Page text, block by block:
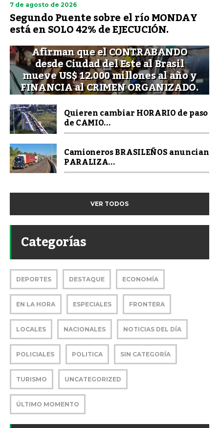
7 de agosto de 2026
Segundo Puente sobre el río MONDAY
está en SOLO 42% de EJECUCIÓN.
Afirman que el CONTRABANDO
desde Ciudad del Este al Brasil
mueve US$ 12.000 millones al año y
FINANCIA al CRIMEN ORGANIZADO.
Quieren cambiar HORARIO de paso
de CAMIO...
Camioneros BRASILEÑOS anuncian
PARALIZA...
VER TODOS
Categorías
DEPORTES DESTAQUE ECONOMÍA
EN LA HORA ESPECIALES FRONTERA
LOCALES NACIONALES NOTICIAS DEL DÍA
POLICIALES POLITICA SIN CATEGORÍA
TURISMO UNCATEGORIZED
ÚLTIMO MOMENTO